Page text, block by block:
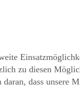
zu diesen
dass unsere